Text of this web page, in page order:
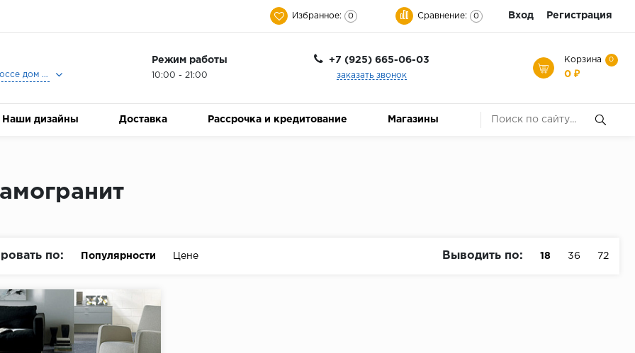
Избранное: 0 Сравнение: 0 Вход Регистрация
Москва, Ленинградское шоссе дом 25, Торговый Центр Family Room, 2-ой этаж, Магазин Керамический Бум.
Режим работы
10:00 - 21:00
+7 (925) 665-06-03
заказать звонок
Корзина 0
0 ₽
Наши дизайны Доставка Рассрочка и кредитование Магазины
по: Популярности Цене Выводить по: 18 36 72